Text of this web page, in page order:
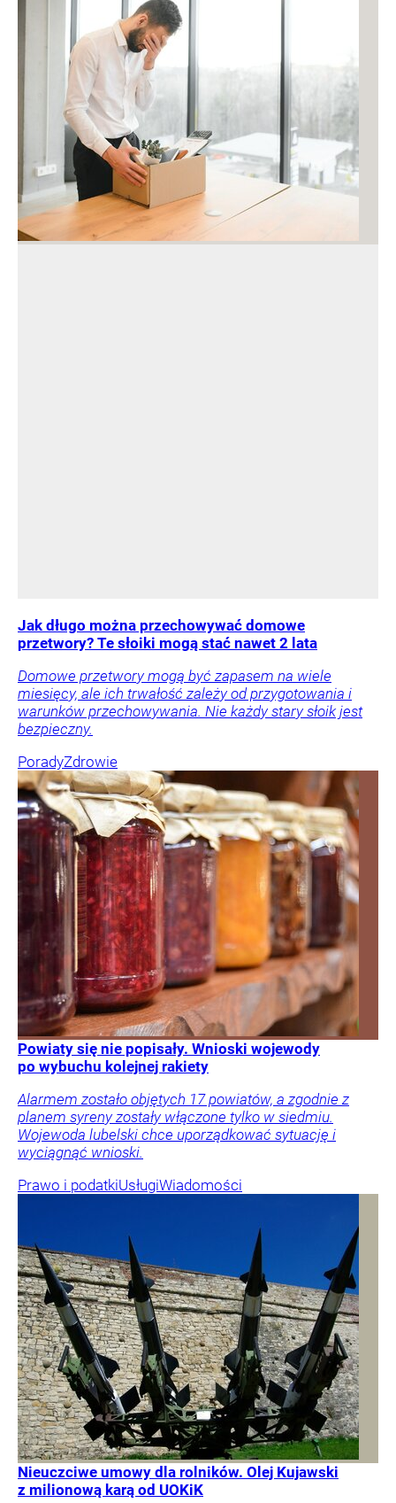
Jak długo można przechowywać domowe
przetwory? Te słoiki mogą stać nawet 2 lata
Domowe przetwory mogą być zapasem na wiele
miesięcy, ale ich trwałość zależy od przygotowania i
warunków przechowywania. Nie każdy stary słoik jest
bezpieczny.
PoradyZdrowie
Powiaty się nie popisały. Wnioski wojewody
po wybuchu kolejnej rakiety
Alarmem zostało objętych 17 powiatów, a zgodnie z
planem syreny zostały włączone tylko w siedmiu.
Wojewoda lubelski chce uporządkować sytuację i
wyciągnąć wnioski.
Prawo i podatkiUsługiWiadomości
Nieuczciwe umowy dla rolników. Olej Kujawski
z milionową karą od UOKiK